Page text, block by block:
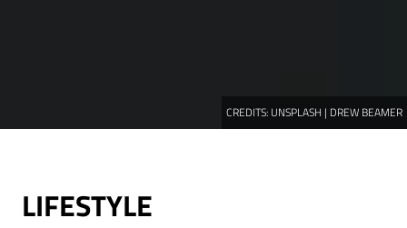
CREDITS: UNSPLASH | DREW BEAMER
LIFESTYLE